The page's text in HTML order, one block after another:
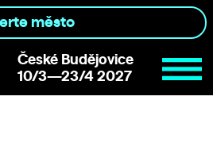
České Budějovice
10/3—23/4 2027